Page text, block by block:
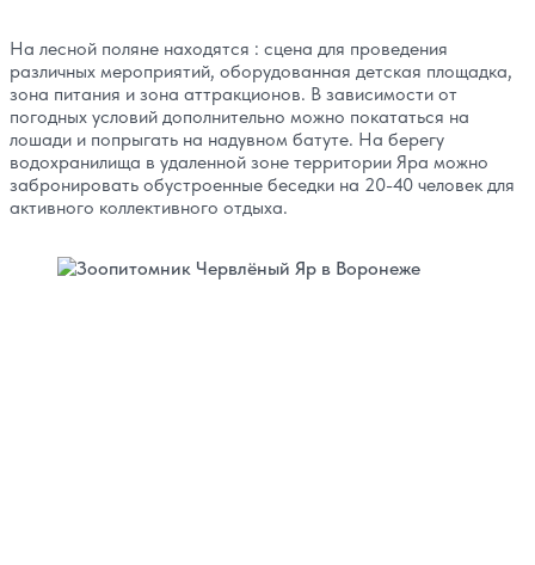
На лесной поляне находятся : сцена для проведения
различных мероприятий, оборудованная детская площадка,
зона питания и зона аттракционов. В зависимости от
погодных условий дополнительно можно покататься на
лошади и попрыгать на надувном батуте. На берегу
водохранилища в удаленной зоне территории Яра можно
забронировать обустроенные беседки на 20-40 человек для
активного коллективного отдыха.